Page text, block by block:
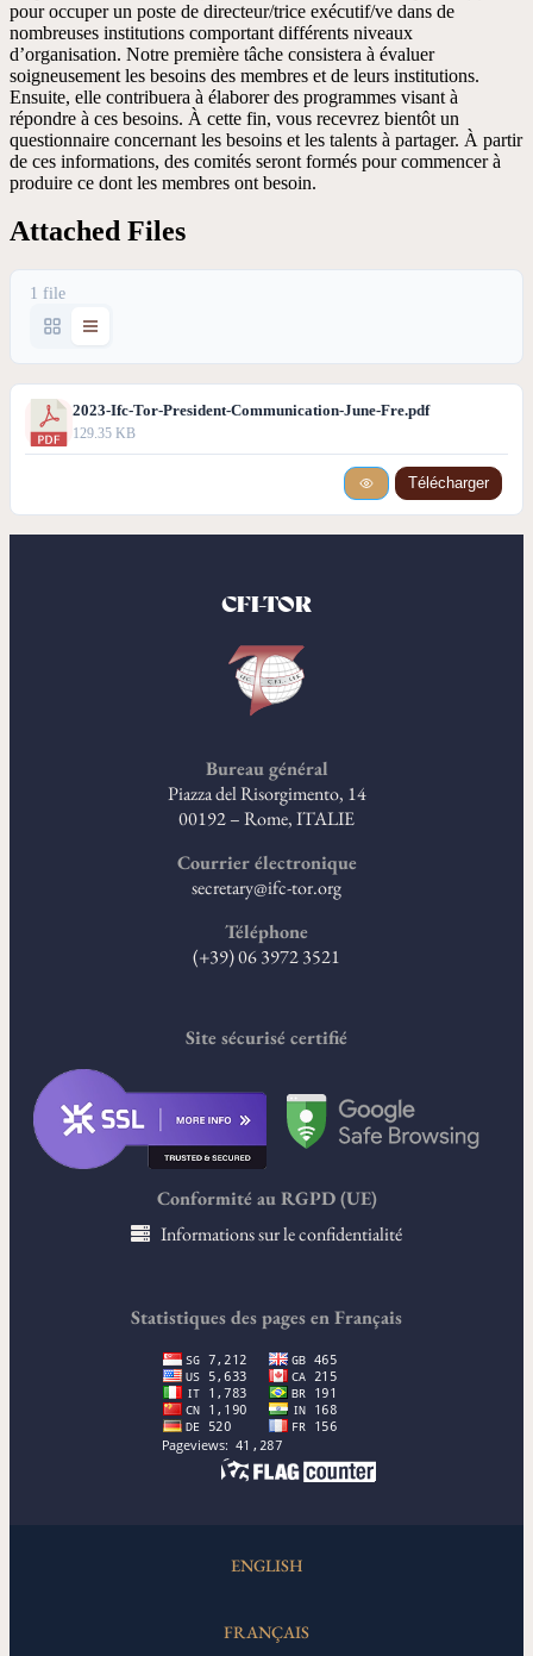
pour occuper un poste de directeur/trice exécutif/ve dans de
nombreuses institutions comportant différents niveaux
d’organisation. Notre première tâche consistera à évaluer
soigneusement les besoins des membres et de leurs institutions.
Ensuite, elle contribuera à élaborer des programmes visant à
répondre à ces besoins. À cette fin, vous recevrez bientôt un
questionnaire concernant les besoins et les talents à partager. À partir
de ces informations, des comités seront formés pour commencer à
produire ce dont les membres ont besoin.
Attached Files
1 file
2023-Ifc-Tor-President-Communication-June-Fre.pdf
129.35 KB
Télécharger
CFI-TOR
Bureau général
Piazza del Risorgimento, 14
00192 – Rome, ITALIE
Courrier électronique
secretary@ifc-tor.org
Téléphone
(+39) 06 3972 3521
Site sécurisé certifié
Conformité au RGPD (UE)
Informations sur le confidentialité
Statistiques des pages en Français
ENGLISH
FRANÇAIS